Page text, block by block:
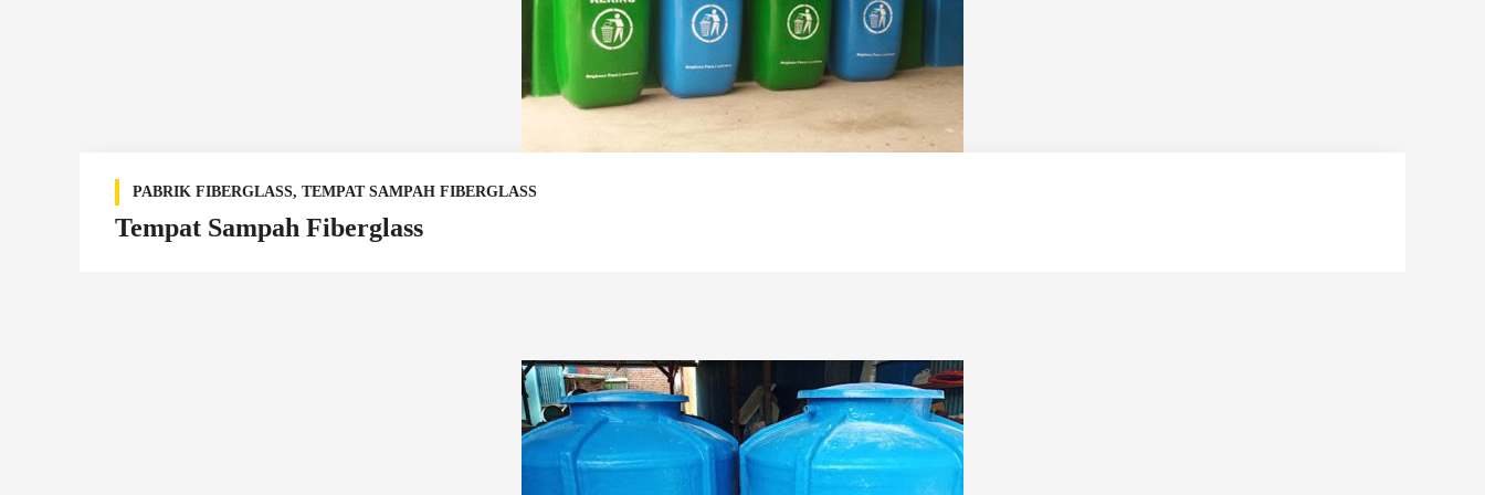
PABRIK FIBERGLASS, TEMPAT SAMPAH FIBERGLASS
Tempat Sampah Fiberglass